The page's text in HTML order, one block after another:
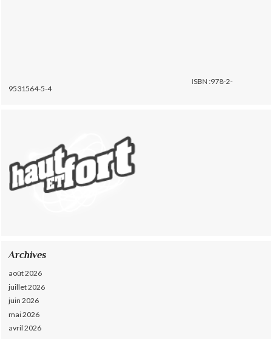
ISBN :978-2-
9531564-5-4
Archives
août 2026
juillet 2026
juin 2026
mai 2026
avril 2026